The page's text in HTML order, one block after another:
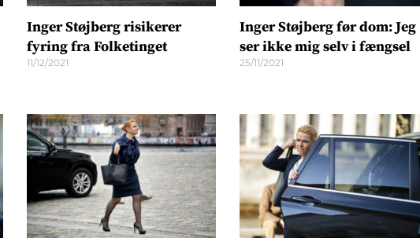
Inger Støjberg risikerer
fyring fra Folketinget
11/12/2021
Inger Støjberg før dom: Jeg
ser ikke mig selv i fængsel
25/11/2021